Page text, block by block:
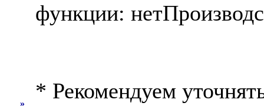
»
функции:
* Рекомендуем